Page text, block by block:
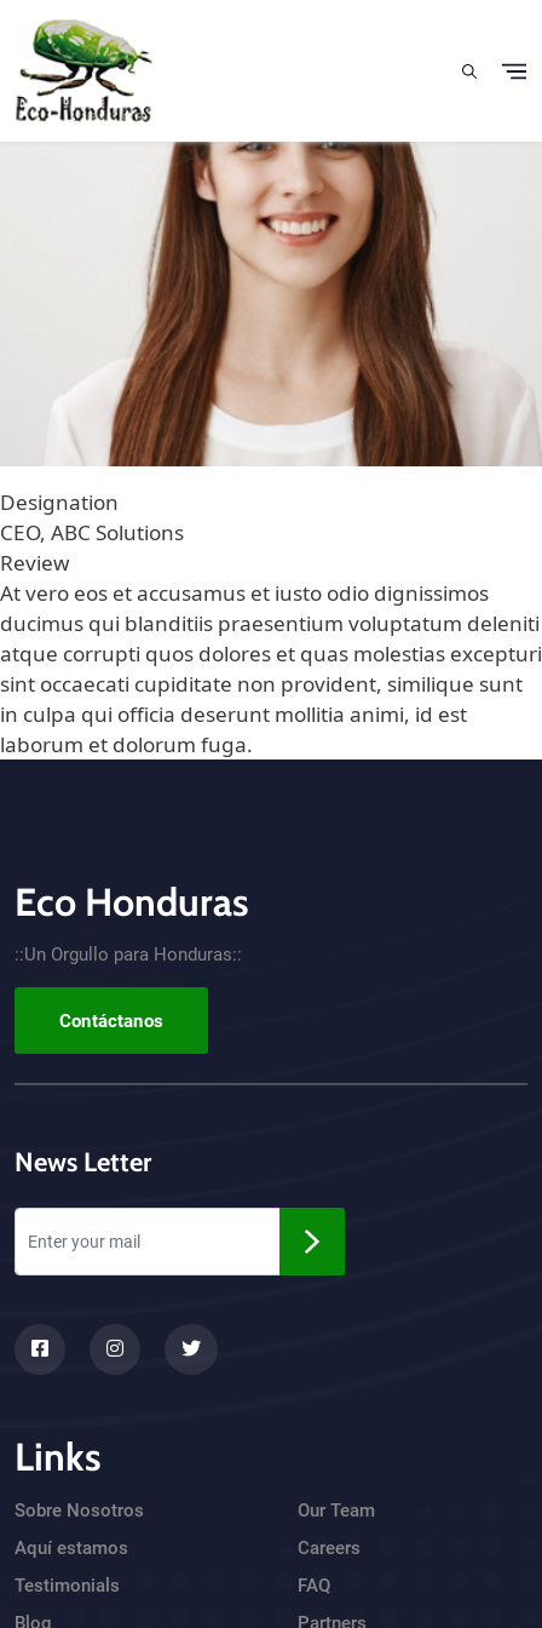
Image
Designation
CEO, ABC Solutions
Review
At vero eos et accusamus et iusto odio dignissimos
ducimus qui blanditiis praesentium voluptatum deleniti
atque corrupti quos dolores et quas molestias excepturi
sint occaecati cupiditate non provident, similique sunt
in culpa qui officia deserunt mollitia animi, id est
laborum et dolorum fuga.
CTA - Footer
Eco Honduras
::Un Orgullo para Honduras::
Contáctanos
News Letter
Links
Sobre Nosotros
Aquí estamos
Testimonials
Blog
Our Team
Careers
FAQ
Partners